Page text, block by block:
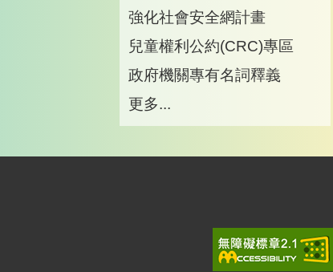
強化社會安全網計畫
兒童權利公約(CRC)專區
政府機關專有名詞釋義
更多...